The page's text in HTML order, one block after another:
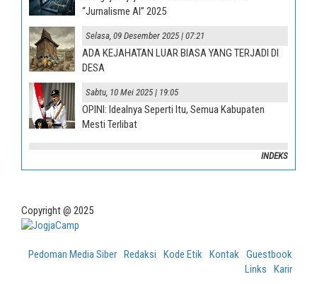
“Jurnalisme AI” 2025
Selasa, 09 Desember 2025 | 07:21
ADA KEJAHATAN LUAR BIASA YANG TERJADI DI
DESA
Sabtu, 10 Mei 2025 | 19:05
OPINI: Idealnya Seperti Itu, Semua Kabupaten
Mesti Terlibat
INDEKS
Copyright @ 2025
Pedoman Media Siber Redaksi Kode Etik Kontak Guestbook
Links
Karir